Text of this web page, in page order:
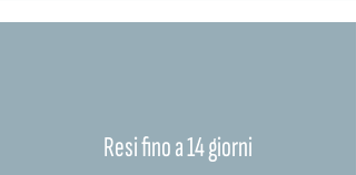
Resi fino a 14 giorni